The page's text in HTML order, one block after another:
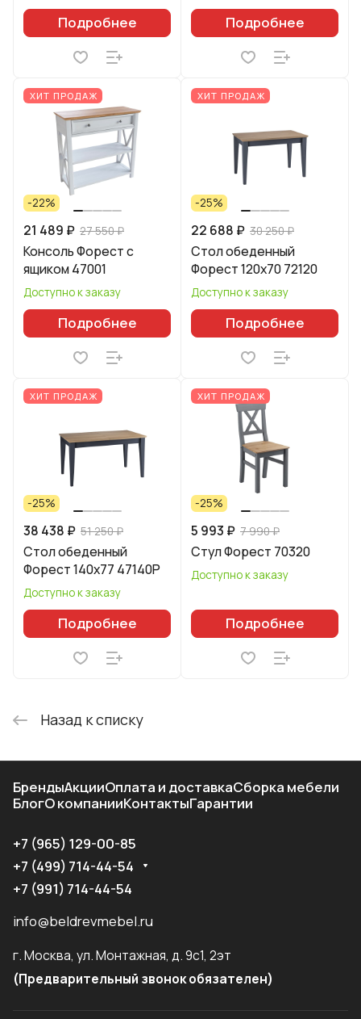
Подробнее Подробнее
ХИТ ПРОДАЖ
-22%
21 489 ₽ 27 550 ₽
Консоль Форест с
ящиком 47001
Доступно к заказу
Подробнее
ХИТ ПРОДАЖ
-25%
22 688 ₽ 30 250 ₽
Стол обеденный
Форест 120х70 72120
Доступно к заказу
Подробнее
ХИТ ПРОДАЖ
-25%
38 438 ₽ 51 250 ₽
Стол обеденный
Форест 140х77 47140Р
Доступно к заказу
Подробнее
ХИТ ПРОДАЖ
-25%
5 993 ₽ 7 990 ₽
Стул Форест 70320
Доступно к заказу
Подробнее
Назад к списку
БрендыАкцииОплата и доставкаСборка мебели
БлогО компанииКонтактыГарантии
+7 (965) 129-00-85
+7 (499) 714-44-54
+7 (991) 714-44-54
info@beldrevmebel.ru
г. Москва, ул. Монтажная, д. 9с1, 2эт
(Предварительный звонок обязателен)